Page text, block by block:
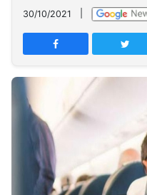
Network
PT
TREETAN
INDONESIA
Partner
Insight
Suara
Jogja
Jalan
Rakyat
Idealita
News
Notice
Dinamikapost.com
Radar
Seedbacklink
30/10/2021